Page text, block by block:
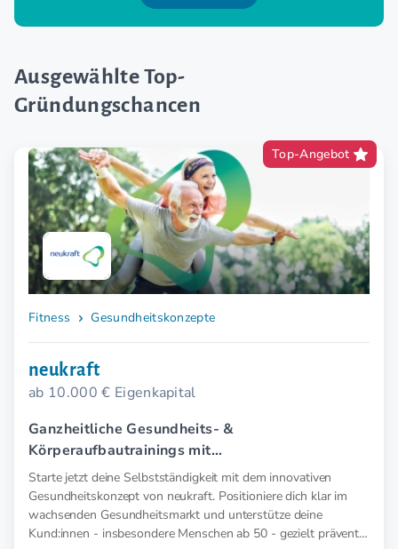
Ausgewählte Top-
Gründungschancen
Top-Angebot
Fitness Gesundheitskonzepte
neukraft
ab 10.000 € Eigenkapital
Ganzheitliche Gesundheits- &
Körperaufbautrainings mit
Elektromyostimulation (EMS).
Starte jetzt deine Selbstständigkeit mit dem innovativen
Gesundheitskonzept von neukraft. Positioniere dich klar im
wachsenden Gesundheitsmarkt und unterstütze deine
Kund:innen - insbesondere Menschen ab 50 - gezielt präventiv